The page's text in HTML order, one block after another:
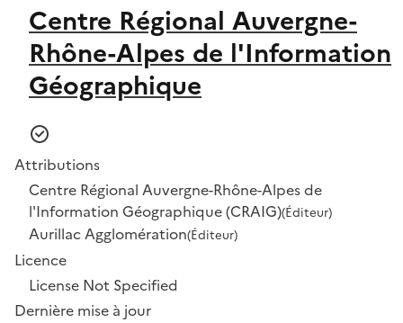
Centre Régional Auvergne-
Rhône-Alpes de l'Information
Géographique
Attributions
Centre Régional Auvergne-Rhône-Alpes de
l'Information Géographique (CRAIG)(Éditeur)
Aurillac Agglomération(Éditeur)
Licence
License Not Specified
Dernière mise à jour